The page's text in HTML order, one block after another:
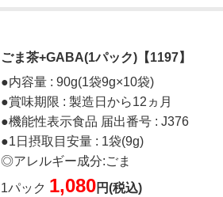
ごま茶+GABA(1パック)【1197】
●内容量 : 90g(1袋9g×10袋)
●賞味期限 : 製造日から12ヵ月
●機能性表示食品 届出番号 : J376
●1日摂取目安量 : 1袋(9g)
◎アレルギー成分:ごま
1パック 1,080円(税込)